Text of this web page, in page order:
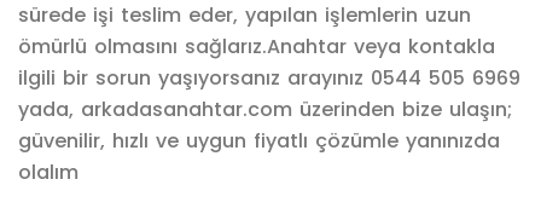
sürede işi teslim eder, yapılan işlemlerin uzun
ömürlü olmasını sağlarız.Anahtar veya kontakla
ilgili bir sorun yaşıyorsanız arayınız 0544 505 6969
yada, arkadasanahtar.com üzerinden bize ulaşın;
güvenilir, hızlı ve uygun fiyatlı çözümle yanınızda
olalım